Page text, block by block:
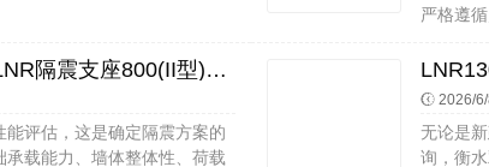
严格遵
建筑高阻尼隔震橡胶支座JHDR600 LNR隔震支座800(II型)厂家 隔震支座什么价格
评估，这是确定隔震方案的
载能力、墙体整体性、荷载
2026/
无论是
询，衡